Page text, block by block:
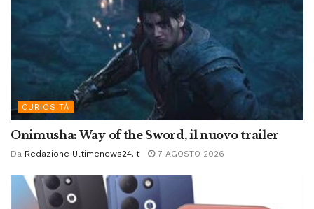
CURIOSITÀ
Onimusha: Way of the Sword, il nuovo trailer
Da Redazione Ultimenews24.it 7 AGOSTO 2026